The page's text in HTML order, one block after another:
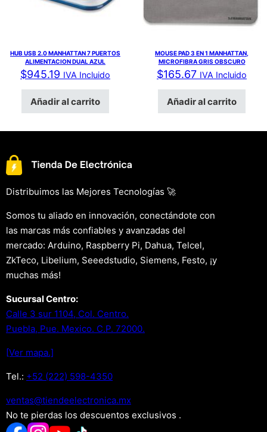
HUB USB 2.0 MANHATTAN 7 PUERTOS
ALIMENTACION DUAL AZUL
$945.19 IVA Incluido
Añadir al carrito
MOUSE PAD 3 EN 1 MANHATTAN,
MICROFIBRA GRIS OBSCURO
$165.67 IVA Incluido
Añadir al carrito
Distribuimos las Mejores Tecnologías 🚀
Somos tu aliado en innovación, conectándote con
las marcas más confiables y avanzadas del
mercado: Arduino, Raspberry Pi, Dahua, Telcel,
ZkTeco, Libelium, Seeedstudio, Siemens, Festo, ¡y
muchas más!
Sucursal Centro:
Calle 3 sur 1104, Col. Centro.
Puebla, Pue. Mexico. C.P. 72000.
[Ver mapa.]
Tel.: +52 (222) 598-4350
xm.acinortceleedneit@satnev
No te pierdas los descuentos exclusivos .